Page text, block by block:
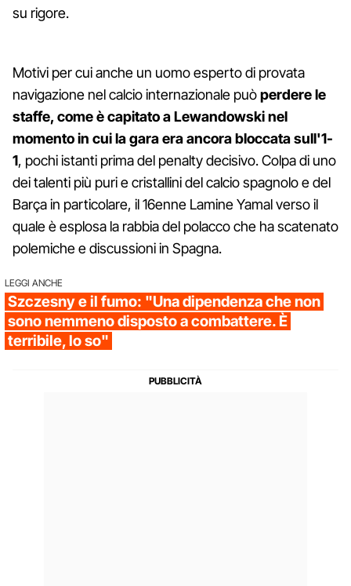
su rigore.
Motivi per cui anche un uomo esperto di provata
navigazione nel calcio internazionale puòperdere le
staffe, come è capitato a Lewandowski nel
momento in cui la gara era ancora bloccata sull'1-
1, pochi istanti prima del penalty decisivo. Colpa di uno
dei talenti più puri e cristallini del calcio spagnolo e del
Barça in particolare, il 16enne Lamine Yamal verso il
quale è esplosa la rabbia del polacco che ha scatenato
polemiche e discussioni in Spagna.
LEGGI ANCHE
Szczesny e il fumo: "Una dipendenza che non
sono nemmeno disposto a combattere. È
terribile, lo so"